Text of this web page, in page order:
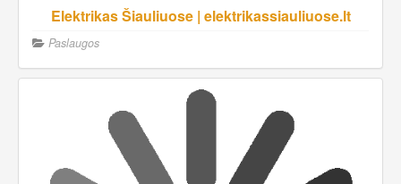
Elektrikas Šiauliuose | elektrikassiauliuose.lt
Paslaugos